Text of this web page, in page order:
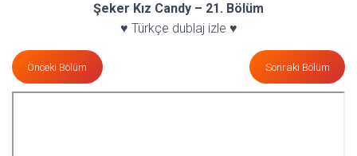
Şeker Kız Candy – 21. Bölüm
♥ Türkçe dublaj izle ♥
Önceki Bölüm Sonraki Bölüm